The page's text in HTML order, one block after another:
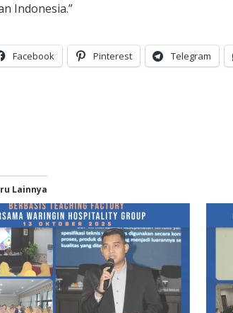
Indonesia.”
Facebook Pinterest Telegram
Lainnya